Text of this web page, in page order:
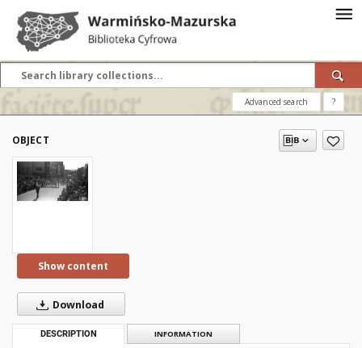
Advanced search ?
OBJECT
Show content
Download
DESCRIPTION INFORMATION